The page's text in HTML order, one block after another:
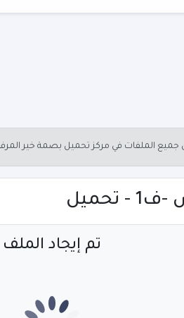
جميع الملفات في مركز تحميل بصمة خير
تم إيجاد الملف